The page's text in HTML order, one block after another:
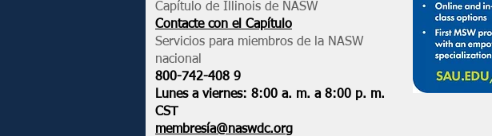
Capítulo de Illinois de NASW
Contacte con el Capítulo
Servicios para miembros de la NASW
nacional
800-742-408 9
Lunes a viernes: 8:00 a. m. a 8:00 p. m.
CST
membresía@naswdc.org